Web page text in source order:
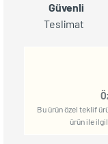
Güvenli
Teslimat
Bu ürün özel teklif
ürün ile